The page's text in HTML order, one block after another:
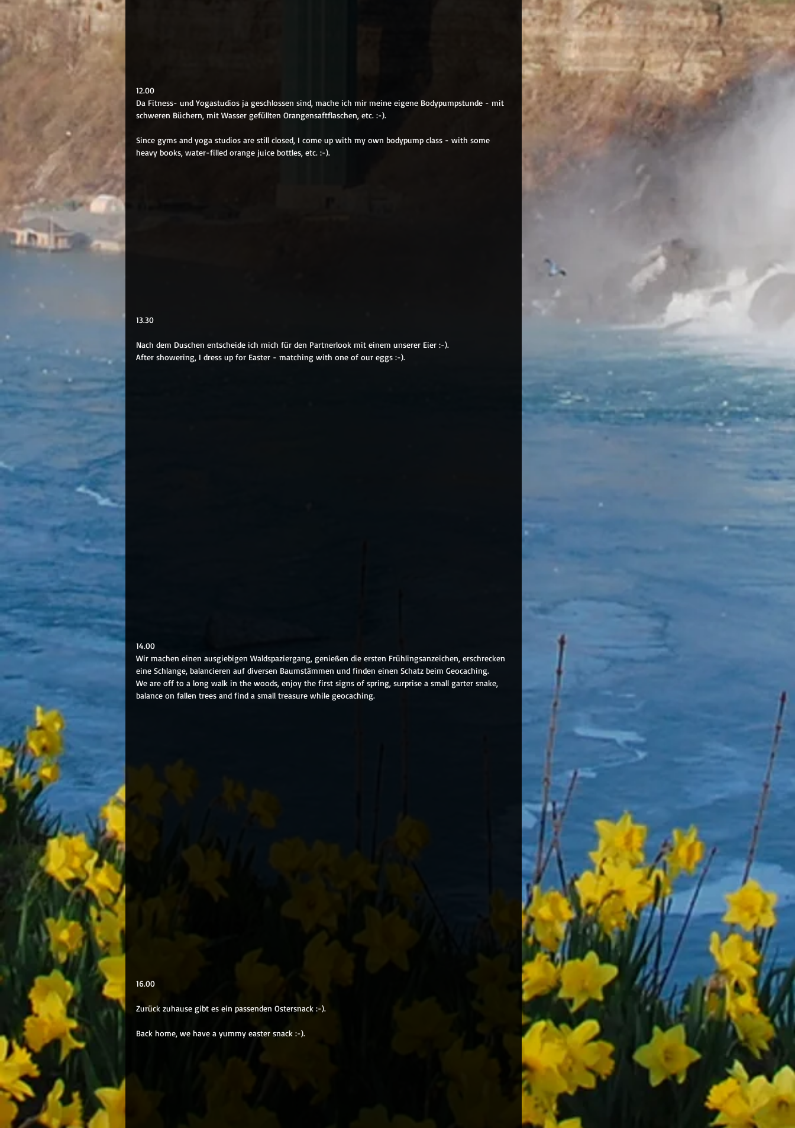
12.00
Da Fitness- und Yogastudios ja geschlossen sind, mache ich mir meine eigene Bodypumpstunde - mit
schweren Büchern, mit Wasser gefüllten Orangensaftflaschen, etc. :-).
Since gyms and yoga studios are still closed, I come up with my own bodypump class - with some
heavy books, water-filled orange juice bottles, etc. :-).
13.30
Nach dem Duschen entscheide ich mich für den Partnerlook mit einem unserer Eier :-).
After showering, I dress up for Easter - matching with one of our eggs :-).
14.00
Wir machen einen ausgiebigen Waldspaziergang, genießen die ersten Frühlingsanzeichen, erschrecken
eine Schlange, balancieren auf diversen Baumstämmen und finden einen Schatz beim Geocaching.
We are off to a long walk in the woods, enjoy the first signs of spring, surprise a small garter snake,
balance on fallen trees and find a small treasure while geocaching.
16.00
Zurück zuhause gibt es ein passenden Ostersnack :-).
Back home, we have a yummy easter snack :-).